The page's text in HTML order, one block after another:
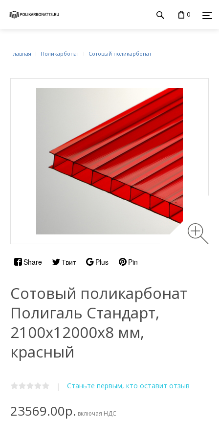
0
Share Твит Plus Pin
Главная Поликарбонат Сотовый поликарбонат
Сотовый поликарбонат
Полигаль Стандарт,
2100х12000x8 мм,
красный
| Станьте первым, кто оставит отзыв
23569.00р. включая НДС